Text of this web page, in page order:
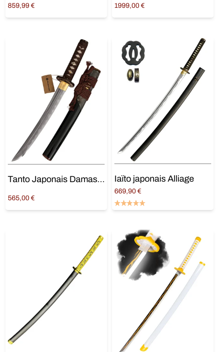
859,99 €
Ajouter au panier
1999,00 €
Ajouter au panier
Tanto Japonais Damas Murasame
565,00 €
Ajouter au panier
Iaïto japonais Alliage
669,90 €
Ajouter au panier